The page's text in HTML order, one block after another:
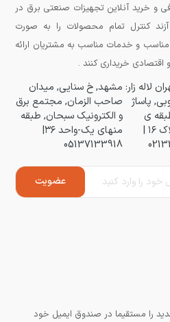
و خرید آنلاین تجهیزات صنعتی برق در
آزند کنترل تمام محصولات را به صورت
و خدمات مناسب به مشتریان ارائه
خریداری کنند .
لاله زار:
پاساژ
ی
|
مشهد, خ سنایی, میدان
صاحب الزمان, مجتمع برق
و الکترونیک سبحان, طبقه
منهای یک-واحد ۳۶|
05137133918
را مستقیما در صندوق ایمیل خود